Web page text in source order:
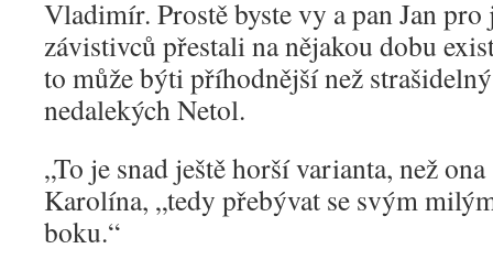
Vladimír. Prostě byste vy a pan Jan
závistivců přestali na nějakou dobu
to může býti příhodnější než
nedalekých Netol.
„To je snad ještě horší varianta, než
Karolína, „tedy přebývat se svým
boku.“